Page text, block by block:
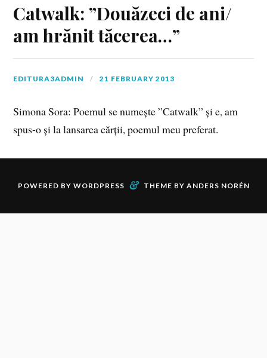
Catwalk: ”Douăzeci de ani/
am hrănit tăcerea…”
EDITURA3ADMIN 21 FEBRUARY 2013
Simona Sora: Poemul se numește ”Catwalk” și e, am
spus-o și la lansarea cărții, poemul meu preferat.
POWERED BY WORDPRESS & THEME BY ANDERS NORÉN